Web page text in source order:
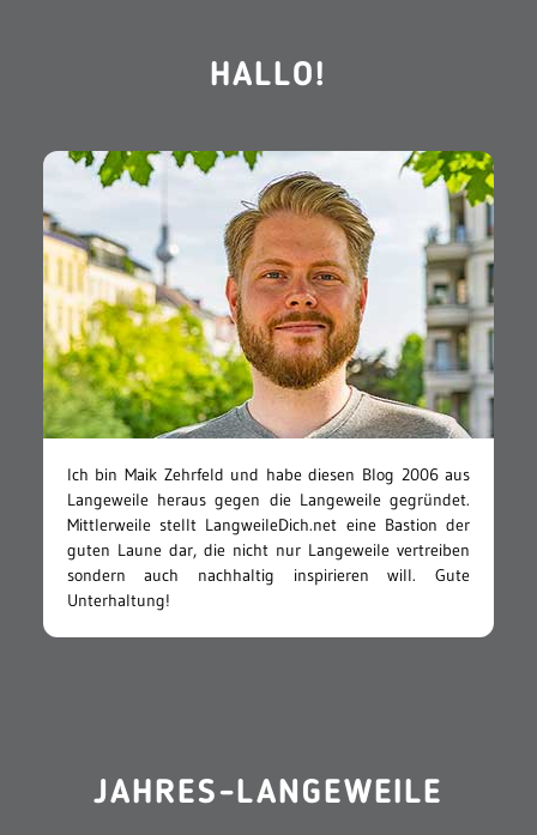
HALLO!
Ich bin Maik Zehrfeld und habe diesen Blog 2006 aus
Langeweile heraus gegen die Langeweile gegründet.
Mittlerweile stellt LangweileDich.net eine Bastion der
guten Laune dar, die nicht nur Langeweile vertreiben
sondern auch nachhaltig inspirieren will. Gute
Unterhaltung!
JAHRES-LANGEWEILE